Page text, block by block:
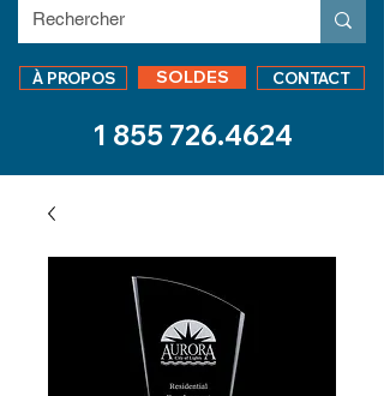
À PROPOS SOLDES CONTACT
1 855 726.4624